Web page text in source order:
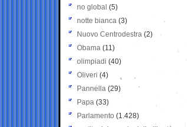
no global (5)
notte bianca (3)
Nuovo Centrodestra (2)
Obama (11)
olimpiadi (40)
Oliveri (4)
Pannella (29)
Papa (33)
Parlamento (1.428)